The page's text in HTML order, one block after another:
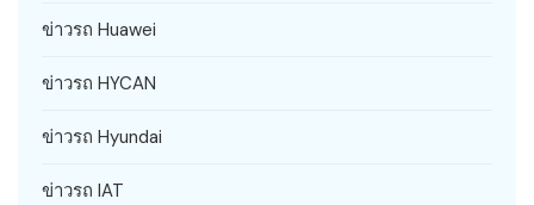
ข่าวรถ Huawei
ข่าวรถ HYCAN
ข่าวรถ Hyundai
ข่าวรถ IAT